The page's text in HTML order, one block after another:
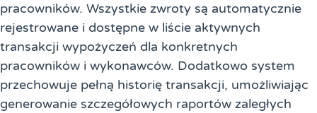
pracowników. Wszystkie zwroty są automatycznie
rejestrowane i dostępne w liście aktywnych
transakcji wypożyczeń dla konkretnych
pracowników i wykonawców. Dodatkowo system
przechowuje pełną historię transakcji, umożliwiając
generowanie szczegółowych raportów zaległych